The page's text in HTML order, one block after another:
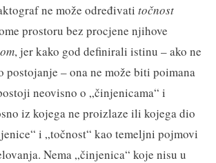
ne može određivati točnost
prostoru bez procjene njihove
, jer kako god definirali istinu – ako ne
postojanje – ona ne može biti poimana
neovisno o „činjenicama“ i
iz kojega ne proizlaze ili kojega dio
i „točnost“ kao temeljni pojmovi
Nema „činjenica“ koje nisu u